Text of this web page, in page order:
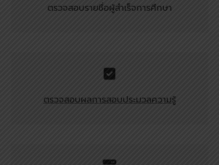
ตรวจสอบรายชื่อผู้สำเร็จการศึกษา
ตรวจสอบผลการสอบประมวลความรู้